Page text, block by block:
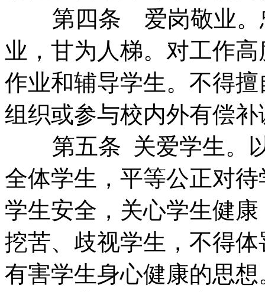
第四条 爱岗敬业。
业，甘为人梯。对工作
作业和辅导学生。不得
组织或参与校内外有偿补
第五条 关爱学生。
全体学生，平等公正对
学生安全，关心学生健
挖苦、歧视学生，不得
有害学生身心健康的思想